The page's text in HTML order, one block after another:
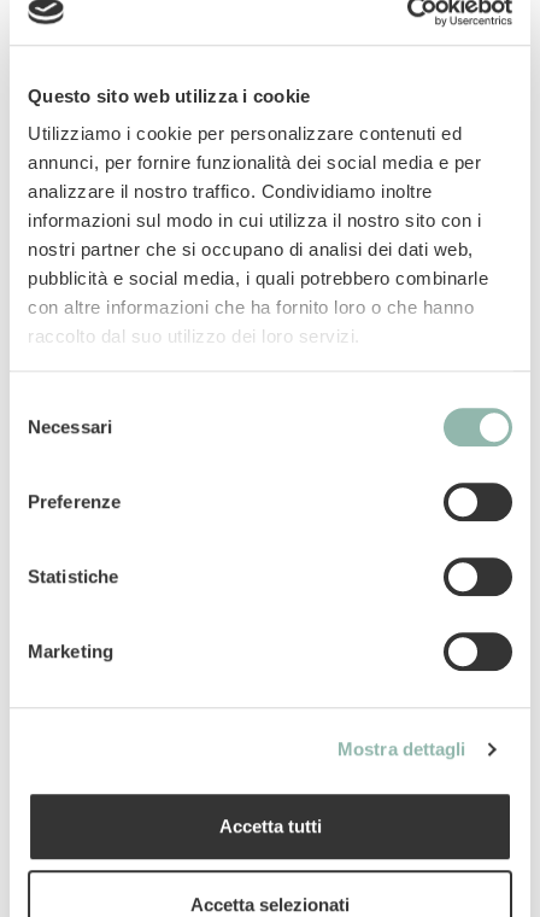
Questo sito web utilizza i cookie
Utilizziamo i cookie per personalizzare contenuti ed
annunci, per fornire funzionalità dei social media e per
analizzare il nostro traffico. Condividiamo inoltre
informazioni sul modo in cui utilizza il nostro sito con i
nostri partner che si occupano di analisi dei dati web,
pubblicità e social media, i quali potrebbero combinarle
con altre informazioni che ha fornito loro o che hanno
raccolto dal suo utilizzo dei loro servizi.
delNecessari
Preferenze
Statistiche
Marketing
Mostra dettagli
Accetta tutti
Accetta selezionati
tuo gatto. Prodotti in Germania con
ingredienti di alta qualità, questi snack
soddisfano le esigenze più importanti dei
gatti. I Nutri Taurine Bites di GimCat con
formaggio contengono una dose extra di
taurina per supportare la funzione cardiaca e
la vista.
Taurina: amminoacido essenziale che
supporta la vista e la normale funzione
cardiaca.
antinfiammatorie di questo acido grasso
Vitamine: sostengono le difese naturali
Codice ean: 4002064428116
Componenti analitici